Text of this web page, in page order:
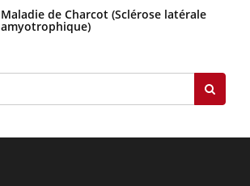
Maladie de Charcot (Sclérose latérale
amyotrophique)